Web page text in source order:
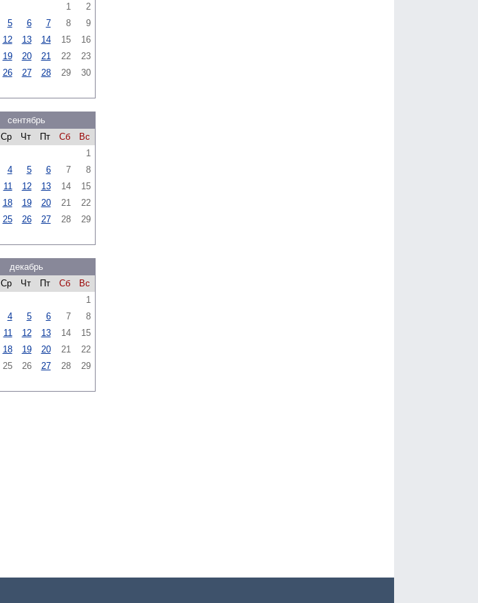
1
2
5 6 7 8
9
12 13 14 15
16
19 20 21 22
23
26 27 28 29 30
сентябрь
Ср Чт Пт Сб
Вс
1
4 5 6 7
8
11 12 13 14
15
18 19 20 21
22
25 26 27 28
29
декабрь
Ср Чт Пт Сб
Вс
1
4 5 6 7
8
11 12 13 14
15
18 19 20 21
22
25 26 27 28
29